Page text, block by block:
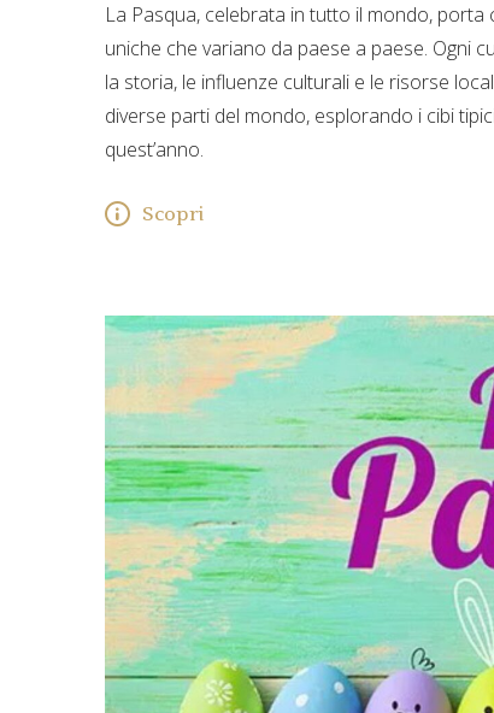
La Pasqua, celebrata in tutto il mondo,
uniche che variano da paese a paese. Ogni
la storia, le influenze culturali e le risorse
diverse parti del mondo, esplorando i cibi
quest’anno.
Scopri